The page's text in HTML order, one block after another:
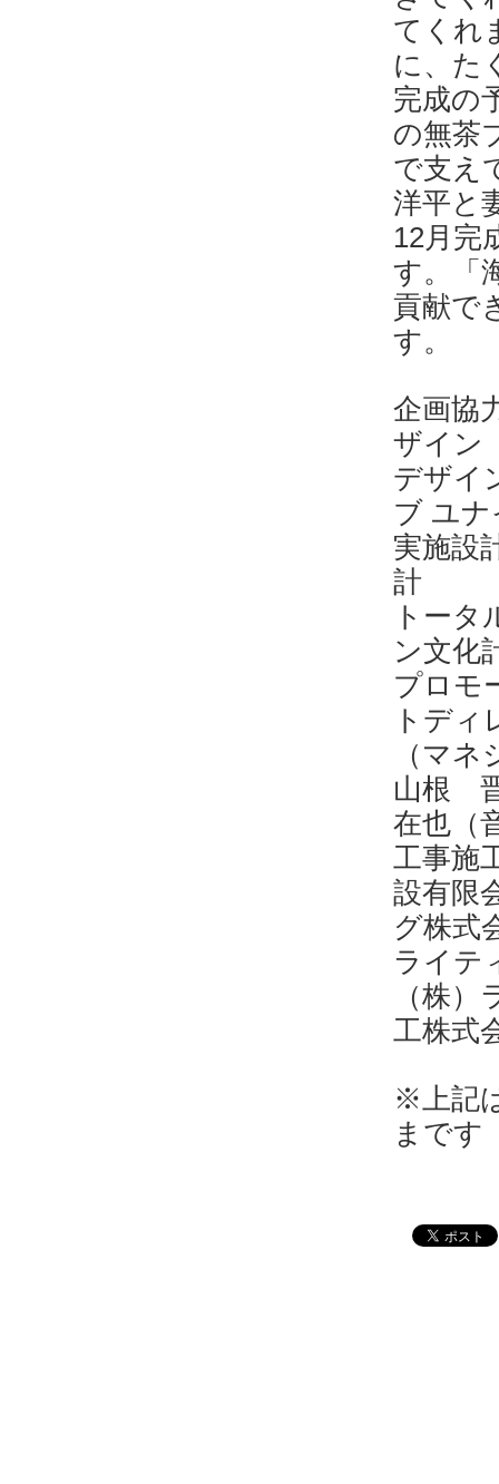
てくれ
に、た
完成の
の無茶
で支え
洋平と
12月完
す。「
貢献で
す。
企
ザイン
デザ
ブ ユ
実
計
トー
ン文化
プロ
トディ
（マ
山根
在也（
工事
設有限
グ株式
ライ
（株
工株式
※上記
まです